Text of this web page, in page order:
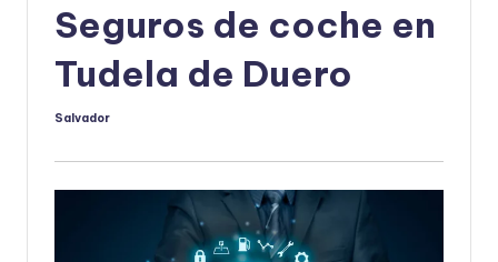
Seguros de coche en
Tudela de Duero
Publicado
Salvador